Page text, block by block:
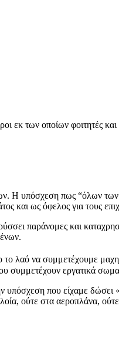
των οποίων φοιτητές
Η υπόσχεση πως “όλων
και ως όφελος για τους
παράνομες και
το λαό να συμμετέχουμε
συμμετέχουν εργατικά
υπόσχεση που είχαμε
ούτε στα αεροπλάνα,